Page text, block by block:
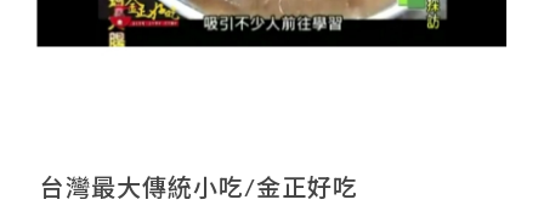
台灣最大傳統小吃/金正好吃